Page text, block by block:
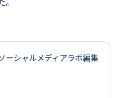
ーシャルメディアラボ編集